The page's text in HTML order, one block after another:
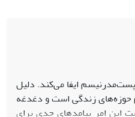
ایفا می‌کند. دلیل
حوزه‌های زندگی است و دغدغه
امر پیامدهای جدی برای